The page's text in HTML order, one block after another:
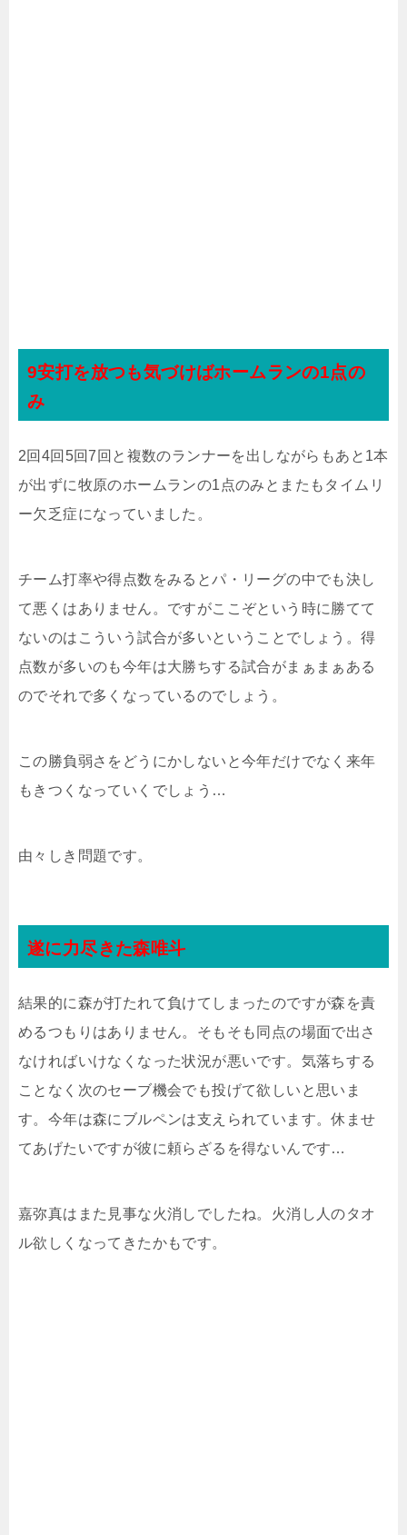
9安打を放つも気づけばホームランの1点の
み
2回4回5回7回と複数のランナーを出しながらもあと1本
が出ずに牧原のホームランの1点のみとまたもタイムリ
ー欠乏症になっていました。
チーム打率や得点数をみるとパ・リーグの中でも決し
て悪くはありません。ですがここぞという時に勝てて
ないのはこういう試合が多いということでしょう。得
点数が多いのも今年は大勝ちする試合がまぁまぁある
のでそれで多くなっているのでしょう。
この勝負弱さをどうにかしないと今年だけでなく来年
もきつくなっていくでしょう…
由々しき問題です。
遂に力尽きた森唯斗
結果的に森が打たれて負けてしまったのですが森を責
めるつもりはありません。そもそも同点の場面で出さ
なければいけなくなった状況が悪いです。気落ちする
ことなく次のセーブ機会でも投げて欲しいと思いま
す。今年は森にブルペンは支えられています。休ませ
てあげたいですが彼に頼らざるを得ないんです…
嘉弥真はまた見事な火消しでしたね。火消し人のタオ
ル欲しくなってきたかもです。